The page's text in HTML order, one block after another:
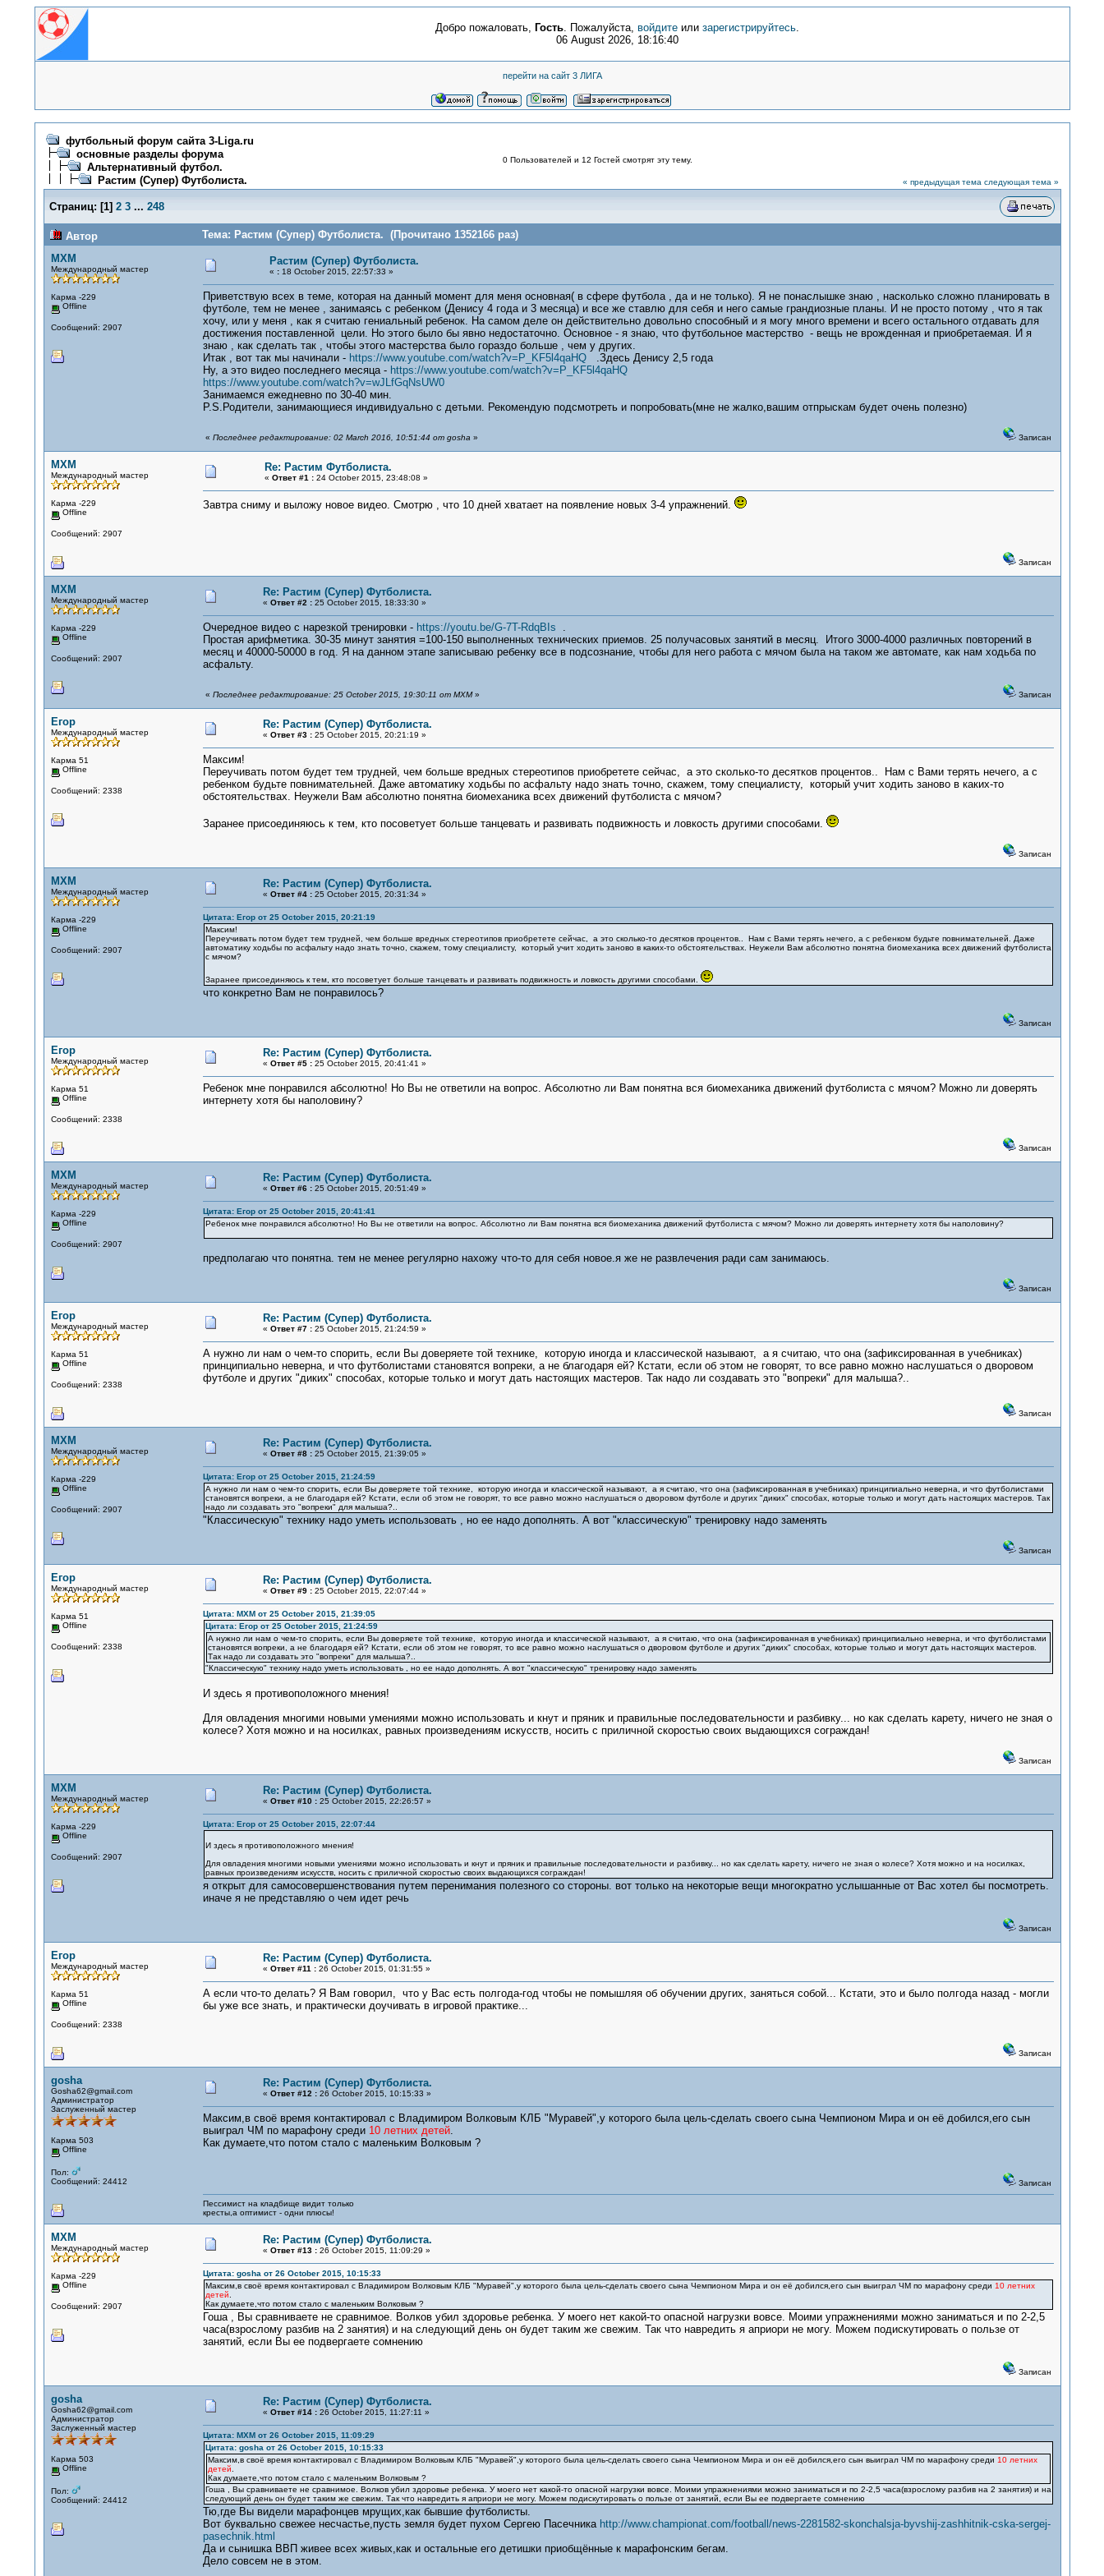
Добро пожаловать, Гость. Пожалуйста, войдите или зарегистрируйтесь.
06 August 2026, 18:16:40
перейти на сайт 3 ЛИГА
футбольный форум сайта 3-Liga.ru
основные разделы форума
Альтернативный футбол.
Растим (Супер) Футболиста.
0 Пользователей и 12 Гостей смотрят эту тему.
« предыдущая тема следующая тема »
Страниц: [1] 2 3 ... 248
Автор
Тема: Растим (Супер) Футболиста. (Прочитано 1352166 раз)
MXM
Международный мастер
Карма -229
Offline
Сообщений: 2907
Растим (Супер) Футболиста.
« :18 October 2015, 22:57:33 »
Приветствую всех в теме, которая на данный момент для меня основная( в сфере футбола , да и не только). Я не понаслышке знаю , насколько сложно планировать в
футболе, тем не менее , занимаясь с ребенком (Денису 4 года и 3 месяца) и все же ставлю для себя и него самые грандиозные планы. И не просто потому , что я так
хочу, или у меня , как я считаю гениальный ребенок. На самом деле он действительно довольно способный и я могу много времени и всего остального отдавать для
достижения поставленной цели. Но этого было бы явно недостаточно. Основное - я знаю, что футбольное мастерство - вещь не врожденная и приобретаемая. И я
знаю , как сделать так , чтобы этого мастерства было гораздо больше , чем у других.
Итак , вот так мы начинали - https://www.youtube.com/watch?v=P_KF5l4qaHQ.Здесь Денису 2,5 года
Ну, а это видео последнего месяца - https://www.youtube.com/watch?v=P_KF5l4qaHQ
https://www.youtube.com/watch?v=wJLfGqNsUW0
Занимаемся ежедневно по 30-40 мин.
P.S.Родители, занимающиеся индивидуально с детьми. Рекомендую подсмотреть и попробовать(мне не жалко,вашим отпрыскам будет очень полезно)
« Последнее редактирование: 02 March 2016, 10:51:44 от gosha » Записан
MXM
Международный мастер
Карма -229
Offline
Сообщений: 2907
Re: Растим Футболиста.
« Ответ #1 :24 October 2015, 23:48:08 »
Завтра сниму и выложу новое видео. Смотрю , что 10 дней хватает на появление новых 3-4 упражнений.
Записан
MXM
Международный мастер
Карма -229
Offline
Сообщений: 2907
Re: Растим (Супер) Футболиста.
« Ответ #2 :25 October 2015, 18:33:30 »
Очередное видео с нарезкой тренировки - https://youtu.be/G-7T-RdqBIs .
Простая арифметика. 30-35 минут занятия =100-150 выполненных технических приемов. 25 получасовых занятий в месяц. Итого 3000-4000 различных повторений в
месяц и 40000-50000 в год. Я на данном этапе записываю ребенку все в подсознание, чтобы для него работа с мячом была на таком же автомате, как нам ходьба по
асфальту.
« Последнее редактирование: 25 October 2015, 19:30:11 от MXM» Записан
Егор
Международный мастер
Карма 51
Offline
Сообщений: 2338
Re: Растим (Супер) Футболиста.
« Ответ #3 :25 October 2015, 20:21:19 »
Максим!
Переучивать потом будет тем трудней, чем больше вредных стереотипов приобретете сейчас, а это сколько-то десятков процентов.. Нам с Вами терять нечего, а с
ребенком будьте повнимательней. Даже автоматику ходьбы по асфальту надо знать точно, скажем, тому специалисту, который учит ходить заново в каких-то
обстоятельствах. Неужели Вам абсолютно понятна биомеханика всех движений футболиста с мячом?
Заранее присоединяюсь к тем, кто посоветует больше танцевать и развивать подвижность и ловкость другими способами.
Записан
MXM
Международный мастер
Карма -229
Offline
Сообщений: 2907
Re: Растим (Супер) Футболиста.
« Ответ #4 :25 October 2015, 20:31:34 »
Цитата: Егор от 25 October 2015, 20:21:19
Максим!
Переучивать потом будет тем трудней, чем больше вредных стереотипов приобретете сейчас, а это сколько-то десятков процентов.. Нам с Вами терять нечего, а с ребенком будьте повнимательней. Даже
автоматику ходьбы по асфальту надо знать точно, скажем, тому специалисту, который учит ходить заново в каких-то обстоятельствах. Неужели Вам абсолютно понятна биомеханика всех движений футболиста
с мячом?
Заранее присоединяюсь к тем, кто посоветует больше танцевать и развивать подвижность и ловкость другими способами.
что конкретно Вам не понравилось?
Записан
Егор
Международный мастер
Карма 51
Offline
Сообщений: 2338
Re: Растим (Супер) Футболиста.
« Ответ #5 :25 October 2015, 20:41:41 »
Ребенок мне понравился абсолютно! Но Вы не ответили на вопрос. Абсолютно ли Вам понятна вся биомеханика движений футболиста с мячом? Можно ли доверять
интернету хотя бы наполовину?
Записан
MXM
Международный мастер
Карма -229
Offline
Сообщений: 2907
Re: Растим (Супер) Футболиста.
« Ответ #6 :25 October 2015, 20:51:49 »
Цитата: Егор от 25 October 2015, 20:41:41
Ребенок мне понравился абсолютно! Но Вы не ответили на вопрос. Абсолютно ли Вам понятна вся биомеханика движений футболиста с мячом? Можно ли доверять интернету хотя бы наполовину?
предполагаю что понятна. тем не менее регулярно нахожу что-то для себя новое.я же не развлечения ради сам занимаюсь.
Записан
Егор
Международный мастер
Карма 51
Offline
Сообщений: 2338
Re: Растим (Супер) Футболиста.
« Ответ #7 :25 October 2015, 21:24:59 »
А нужно ли нам о чем-то спорить, если Вы доверяете той технике, которую иногда и классической называют, а я считаю, что она (зафиксированная в учебниках)
принципиально неверна, и что футболистами становятся вопреки, а не благодаря ей? Кстати, если об этом не говорят, то все равно можно наслушаться о дворовом
футболе и других "диких" способах, которые только и могут дать настоящих мастеров. Так надо ли создавать это "вопреки" для малыша?..
Записан
MXM
Международный мастер
Карма -229
Offline
Сообщений: 2907
Re: Растим (Супер) Футболиста.
« Ответ #8 :25 October 2015, 21:39:05 »
Цитата: Егор от 25 October 2015, 21:24:59
А нужно ли нам о чем-то спорить, если Вы доверяете той технике, которую иногда и классической называют, а я считаю, что она (зафиксированная в учебниках) принципиально неверна, и что футболистами
становятся вопреки, а не благодаря ей? Кстати, если об этом не говорят, то все равно можно наслушаться о дворовом футболе и других "диких" способах, которые только и могут дать настоящих мастеров. Так
надо ли создавать это "вопреки" для малыша?..
"Классическую" технику надо уметь использовать , но ее надо дополнять. А вот "классическую" тренировку надо заменять
Записан
Егор
Международный мастер
Карма 51
Offline
Сообщений: 2338
Re: Растим (Супер) Футболиста.
« Ответ #9 :25 October 2015, 22:07:44 »
Цитата: MXM от 25 October 2015, 21:39:05
Цитата: Егор от 25 October 2015, 21:24:59
А нужно ли нам о чем-то спорить, если Вы доверяете той технике, которую иногда и классической называют, а я считаю, что она (зафиксированная в учебниках) принципиально неверна, и что футболистами
становятся вопреки, а не благодаря ей? Кстати, если об этом не говорят, то все равно можно наслушаться о дворовом футболе и других "диких" способах, которые только и могут дать настоящих мастеров.
Так надо ли создавать это "вопреки" для малыша?..
"Классическую" технику надо уметь использовать , но ее надо дополнять. А вот "классическую" тренировку надо заменять
И здесь я противоположного мнения!
Для овладения многими новыми умениями можно использовать и кнут и пряник и правильные последовательности и разбивку... но как сделать карету, ничего не зная о
колесе? Хотя можно и на носилках, равных произведениям искусств, носить с приличной скоростью своих выдающихся сограждан!
Записан
MXM
Международный мастер
Карма -229
Offline
Сообщений: 2907
Re: Растим (Супер) Футболиста.
« Ответ #10 :25 October 2015, 22:26:57 »
Цитата: Егор от 25 October 2015, 22:07:44
И здесь я противоположного мнения!
Для овладения многими новыми умениями можно использовать и кнут и пряник и правильные последовательности и разбивку... но как сделать карету, ничего не зная о колесе? Хотя можно и на носилках,
равных произведениям искусств, носить с приличной скоростью своих выдающихся сограждан!
я открыт для самосовершенствования путем перенимания полезного со стороны. вот только на некоторые вещи многократно услышанные от Вас хотел бы посмотреть.
иначе я не представляю о чем идет речь
Записан
Егор
Международный мастер
Карма 51
Offline
Сообщений: 2338
Re: Растим (Супер) Футболиста.
« Ответ #11 :26 October 2015, 01:31:55 »
А если что-то делать? Я Вам говорил, что у Вас есть полгода-год чтобы не помышляя об обучении других, заняться собой... Кстати, это и было полгода назад - могли
бы уже все знать, и практически доучивать в игровой практике...
Записан
gosha
Gosha62@gmail.com
Администратор
Заслуженный мастер
Карма 503
Offline
Пол:
Сообщений: 24412
Re: Растим (Супер) Футболиста.
« Ответ #12 :26 October 2015, 10:15:33 »
Максим,в своё время контактировал с Владимиром Волковым КЛБ "Муравей",у которого была цель-сделать своего сына Чемпионом Мира и он её добился,его сын
выиграл ЧМ по марафону среди 10 летних детей.
Как думаете,что потом стало с маленьким Волковым ?
Записан
Пессимист на кладбище видит только
кресты,а оптимист - одни плюсы!
MXM
Международный мастер
Карма -229
Offline
Сообщений: 2907
Re: Растим (Супер) Футболиста.
« Ответ #13 :26 October 2015, 11:09:29 »
Цитата: gosha от 26 October 2015, 10:15:33
Максим,в своё время контактировал с Владимиром Волковым КЛБ "Муравей",у которого была цель-сделать своего сына Чемпионом Мира и он её добился,его сын выиграл ЧМ по марафону среди 10 летних
детей
Как думаете,что потом стало с маленьким Волковым ?
Гоша , Вы сравниваете не сравнимое. Волков убил здоровье ребенка. У моего нет какой-то опасной нагрузки вовсе. Моими упражнениями можно заниматься и по 2-2,5
часа(взрослому разбив на 2 занятия) и на следующий день он будет таким же свежим. Так что навредить я априори не могу. Можем подискутировать о пользе от
занятий, если Вы ее подвергаете сомнению
Записан
gosha
Gosha62@gmail.com
Администратор
Заслуженный мастер
Карма 503
Offline
Пол:
Сообщений: 24412
Re: Растим (Супер) Футболиста.
« Ответ #14 :26 October 2015, 11:27:11 »
Цитата: MXM от 26 October 2015, 11:09:29
Цитата: gosha от 26 October 2015, 10:15:33
Максим,в своё время контактировал с Владимиром Волковым КЛБ "Муравей",у которого была цель-сделать своего сына Чемпионом Мира и он её добился,его сын выиграл ЧМ по марафону среди 10 летних
детей
Как думаете,что потом стало с маленьким Волковым ?
Гоша , Вы сравниваете не сравнимое. Волков убил здоровье ребенка. У моего нет какой-то опасной нагрузки вовсе. Моими упражнениями можно заниматься и по 2-2,5 часа(взрослому разбив на 2 занятия) и на
следующий день он будет таким же свежим. Так что навредить я априори не могу. Можем подискутировать о пользе от занятий, если Вы ее подвергаете сомнению
Тю,где Вы видели марафонцев мрущих,как бывшие футболисты.
Вот буквально свежее несчастье,пусть земля будет пухом Сергею Пасечника http://www.championat.com/football/news-2281582-skonchalsja-byvshij-zashhitnik-cska-sergej-
pasechnik.html
Да и сынишка ВВП живее всех живых,как и остальные его детишки приобщённые к марафонским бегам.
Дело совсем не в этом.